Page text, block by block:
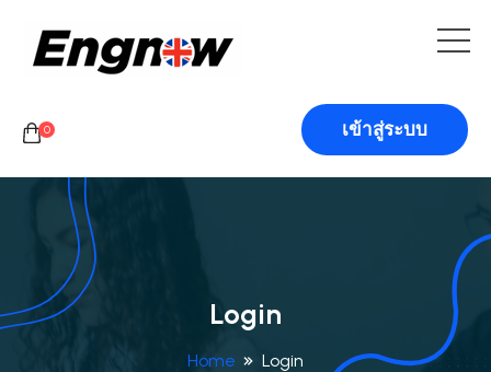
0 เข้าสู่ระบบ
Login
Home Login